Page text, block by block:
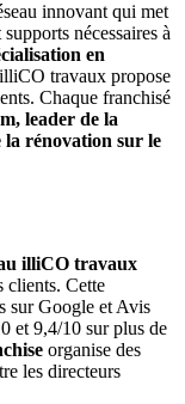
innovant qui met
nécessaires à
en
travaux propose
Chaque franchisé
leader de la
la rénovation sur le
illiCO travaux
clients. Cette
sur Google et Avis
et 9,4/10 sur plus de
organise des
les directeurs